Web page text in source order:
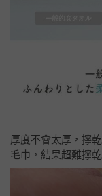
厚度不會太厚，擰
毛巾，結果超難擰乾